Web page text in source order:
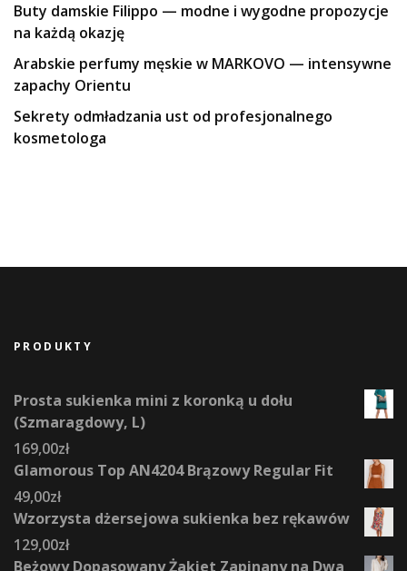
Buty damskie Filippo — modne i wygodne propozycje
na każdą okazję
Arabskie perfumy męskie w MARKOVO — intensywne
zapachy Orientu
Sekrety odmładzania ust od profesjonalnego
kosmetologa
PRODUKTY
Prosta sukienka mini z koronką u dołu
(Szmaragdowy, L)
169,00zł
Glamorous Top AN4204 Brązowy Regular Fit
49,00zł
Wzorzysta dżersejowa sukienka bez rękawów
129,00zł
Beżowy Dopasowany Żakiet Zapinany na Dwa